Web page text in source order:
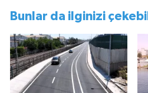
Bunlar da ilginizi